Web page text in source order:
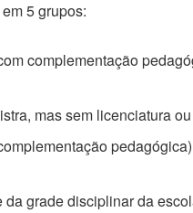
5 grupos:
complementação
mas sem licenciatura
da grade disciplinar da